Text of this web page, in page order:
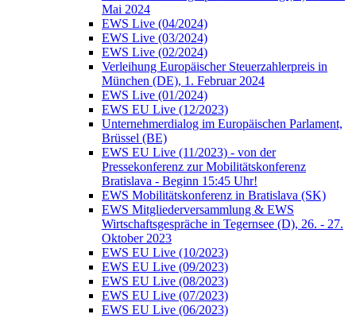
Mai 2024
EWS Live (04/2024)
EWS Live (03/2024)
EWS Live (02/2024)
Verleihung Europäischer Steuerzahlerpreis in
München (DE), 1. Februar 2024
EWS Live (01/2024)
EWS EU Live (12/2023)
Unternehmerdialog im Europäischen Parlament,
Brüssel (BE)
EWS EU Live (11/2023) - von der
Pressekonferenz zur Mobilitätskonferenz
Bratislava - Beginn 15:45 Uhr!
EWS Mobilitätskonferenz in Bratislava (SK)
EWS Mitgliederversammlung & EWS
Wirtschaftsgespräche in Tegernsee (D), 26. - 27.
Oktober 2023
EWS EU Live (10/2023)
EWS EU Live (09/2023)
EWS EU Live (08/2023)
EWS EU Live (07/2023)
EWS EU Live (06/2023)